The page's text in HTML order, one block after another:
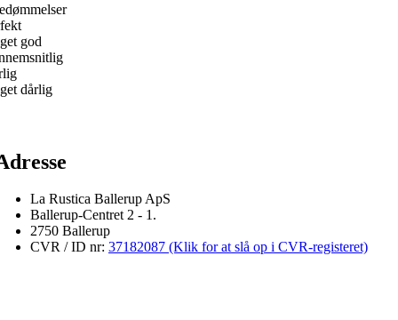
god
dårlig
La Rustica Ballerup ApS
Ballerup-Centret 2 - 1.
2750 Ballerup
CVR / ID nr: 37182087 (Klik for at slå op i CVR-registeret)